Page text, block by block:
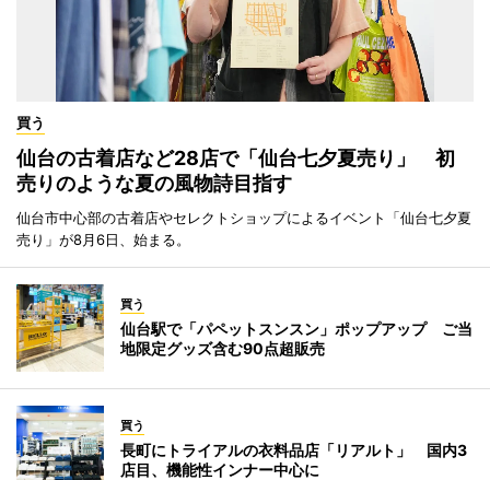
買う
仙台の古着店など28店で「仙台七夕夏売り」 初
売りのような夏の風物詩目指す
仙台市中心部の古着店やセレクトショップによるイベント「仙台七夕夏
売り」が8月6日、始まる。
買う
仙台駅で「パペットスンスン」ポップアップ ご当
地限定グッズ含む90点超販売
買う
長町にトライアルの衣料品店「リアルト」 国内3
店目、機能性インナー中心に